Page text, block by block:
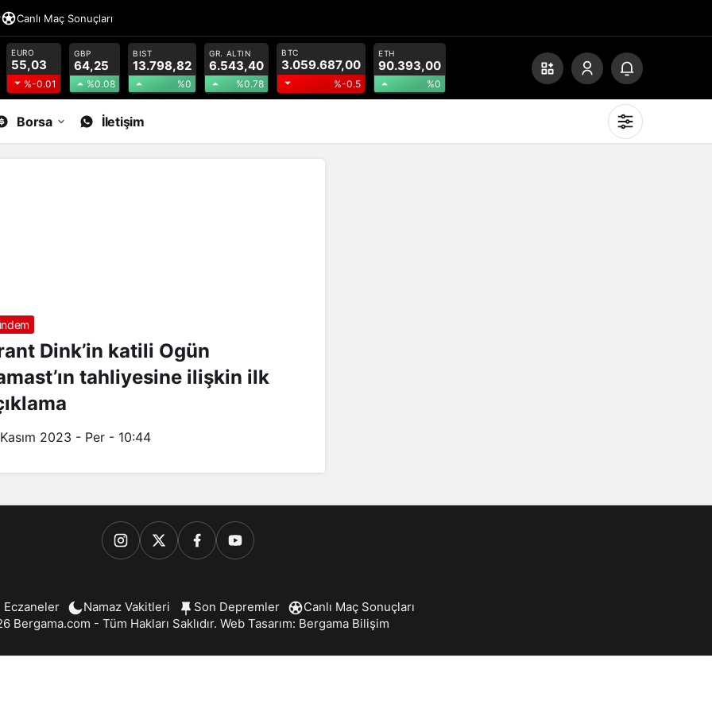
Canlı Maç Sonuçları
EURO
55,03
%-0.01
GBP
64,25
%0.08
BIST
13.798,82
%0
GR. ALTIN
6.543,40
%0.78
BTC
3.059.687,00
%-0.5
ETH
90.393,00
%0
Borsa İletişim
Mod
değiştir
Dink’in katili Ogün
tahliyesine ilişkin ilk
2023 - Per - 10:44
Eczaneler Namaz Vakitleri Son Depremler
Canlı Maç Sonuçları
Bergama.com - Tüm Hakları Saklıdır. Web Tasarım: Bergama Bilişim